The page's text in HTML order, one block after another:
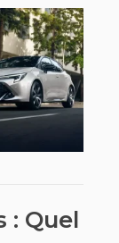
: Quel